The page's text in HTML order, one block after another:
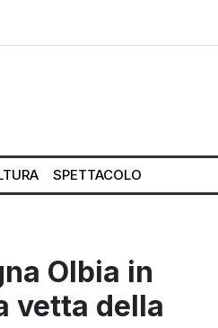
SPETTACOLO
Olbia in
vetta della